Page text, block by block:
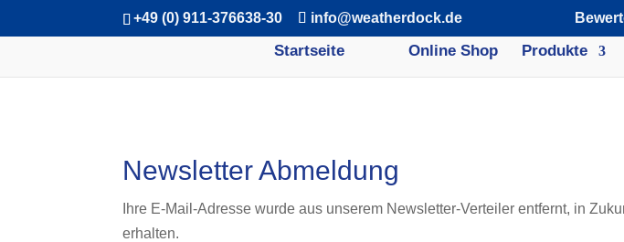
+49 (0) 911-376638-30 info@weatherdock.de
Startseite Online Shop Produkte
Newsletter Abmeldung
Ihre E-Mail-Adresse wurde aus unserem Newsletter-Verteiler entfernt, in
erhalten.